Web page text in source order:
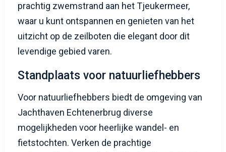
prachtig zwemstrand aan het Tjeukermeer,
waar u kunt ontspannen en genieten van het
uitzicht op de zeilboten die elegant door dit
levendige gebied varen.
Standplaats voor natuurliefhebbers
Voor natuurliefhebbers biedt de omgeving van
Jachthaven Echtenerbrug diverse
mogelijkheden voor heerlijke wandel- en
fietstochten. Verken de prachtige